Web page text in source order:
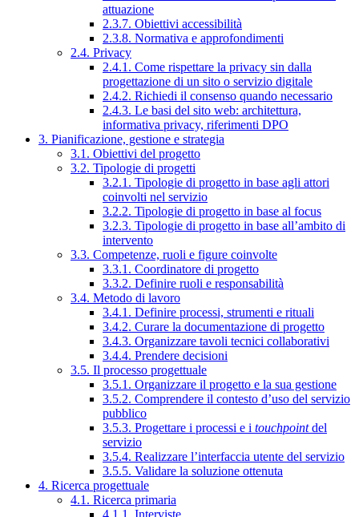
attuazione
2.3.7. Obiettivi accessibilità
2.3.8. Normativa e approfondimenti
2.4. Privacy
2.4.1. Come rispettare la privacy sin dalla
progettazione di un sito o servizio digitale
2.4.2. Richiedi il consenso quando necessario
2.4.3. Le basi del sito web: architettura,
informativa privacy, riferimenti DPO
3. Pianificazione, gestione e strategia
3.1. Obiettivi del progetto
3.2. Tipologie di progetti
3.2.1. Tipologie di progetto in base agli attori
coinvolti nel servizio
3.2.2. Tipologie di progetto in base al focus
3.2.3. Tipologie di progetto in base all’ambito di
intervento
3.3. Competenze, ruoli e figure coinvolte
3.3.1. Coordinatore di progetto
3.3.2. Definire ruoli e responsabilità
3.4. Metodo di lavoro
3.4.1. Definire processi, strumenti e rituali
3.4.2. Curare la documentazione di progetto
3.4.3. Organizzare tavoli tecnici collaborativi
3.4.4. Prendere decisioni
3.5. Il processo progettuale
3.5.1. Organizzare il progetto e la sua gestione
3.5.2. Comprendere il contesto d’uso del servizio
pubblico
3.5.3. Progettare i processi e i touchpointdel
servizio
3.5.4. Realizzare l’interfaccia utente del servizio
3.5.5. Validare la soluzione ottenuta
4. Ricerca progettuale
4.1. Ricerca primaria
4.1.1. Interviste